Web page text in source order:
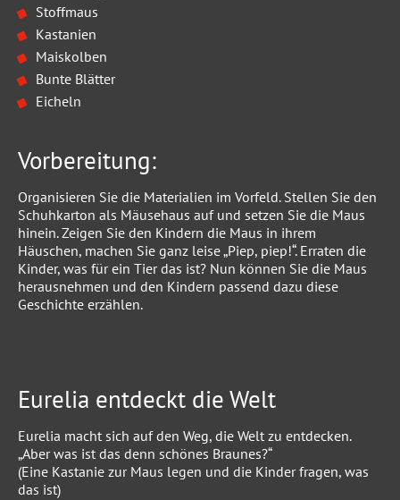
Stoffmaus
Kastanien
Maiskolben
Bunte Blätter
Eicheln
Vorbereitung:
Organisieren Sie die Materialien im Vorfeld. Stellen Sie den
Schuhkarton als Mäusehaus auf und setzen Sie die Maus
hinein. Zeigen Sie den Kindern die Maus in ihrem
Häuschen, machen Sie ganz leise „Piep, piep!“. Erraten die
Kinder, was für ein Tier das ist? Nun können Sie die Maus
herausnehmen und den Kindern passend dazu diese
Geschichte erzählen.
Eurelia entdeckt die Welt
Eurelia macht sich auf den Weg, die Welt zu entdecken.
„Aber was ist das denn schönes Braunes?“
(Eine Kastanie zur Maus legen und die Kinder fragen, was
das ist)